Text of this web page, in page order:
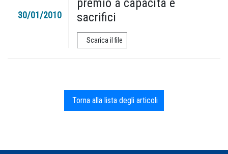
30/01/2010
premio a capacità e
sacrifici
Scarica il file
Torna alla lista degli articoli